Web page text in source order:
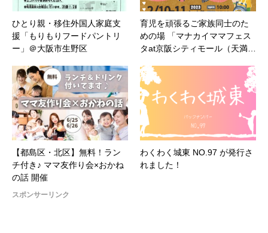
ひとり親・移住外国人家庭支
援「もりもりフードパントリ
ー」＠大阪市生野区
育児を頑張るご家族同士のた
めの場 「マナカイママフェス
タat京阪シティモール（天満…
【都島区・北区】無料！ラン
チ付き♪ ママ友作り会×おかね
の話 開催
わくわく城東 NO.97 が発行さ
れました！
スポンサーリンク